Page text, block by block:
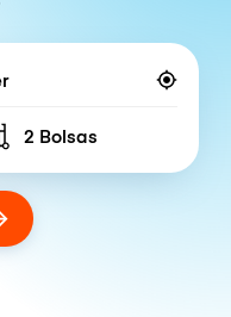
Number of bags
2 Bolsas